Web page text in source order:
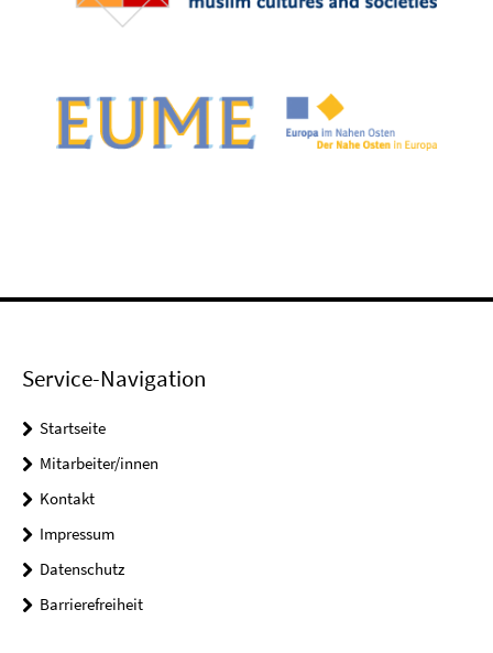
Service-Navigation
Startseite
Mitarbeiter/innen
Kontakt
Impressum
Datenschutz
Barrierefreiheit